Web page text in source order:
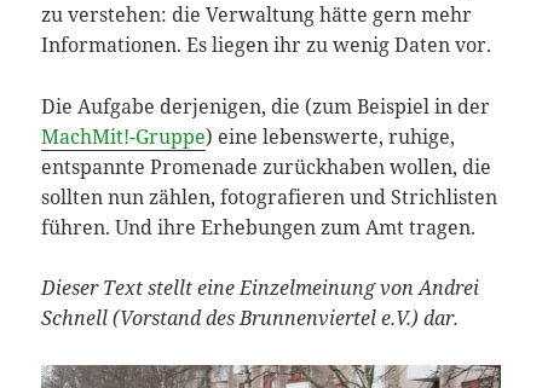
zu verstehen: die Verwaltung hätte gern mehr
Informationen. Es liegen ihr zu wenig Daten vor.
Die Aufgabe derjenigen, die (zum Beispiel in der
MachMit!-Gruppe) eine lebenswerte, ruhige,
entspannte Promenade zurückhaben wollen, die
sollten nun zählen, fotografieren und Strichlisten
führen. Und ihre Erhebungen zum Amt tragen.
Dieser Text stellt eine Einzelmeinung von Andrei
Schnell (Vorstand des Brunnenviertel e.V.) dar.